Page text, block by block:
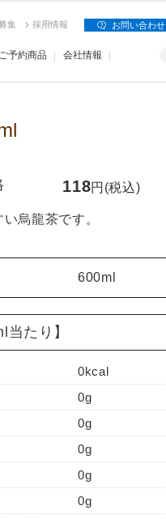
集 採用情報 お問い合わせ
ご予約商品 会社情報
118円(税込)
烏龍茶です。
600ml
当たり】
0kcal
0g
0g
0g
0g
0g